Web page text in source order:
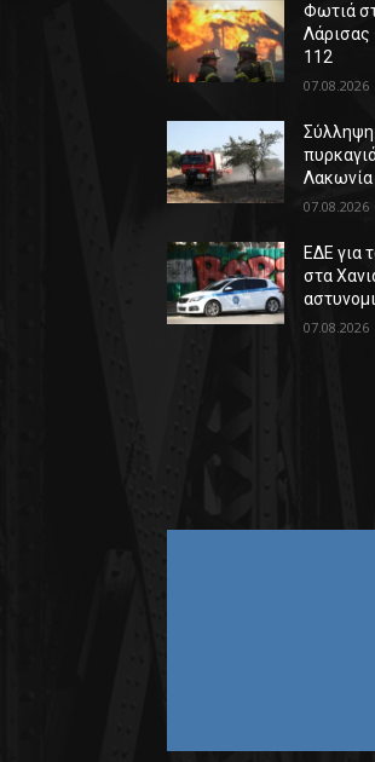
Φωτιά
Λάρισας
112
07.08.2026
Σύλληψη
Λακωνία
07.08.2026
ΕΔΕ για
στα
07.08.2026